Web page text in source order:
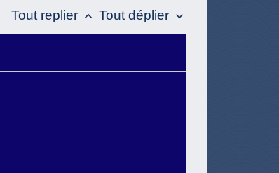
Tout replier keyboard_arrow_up Tout déplier keyboard_arrow_down